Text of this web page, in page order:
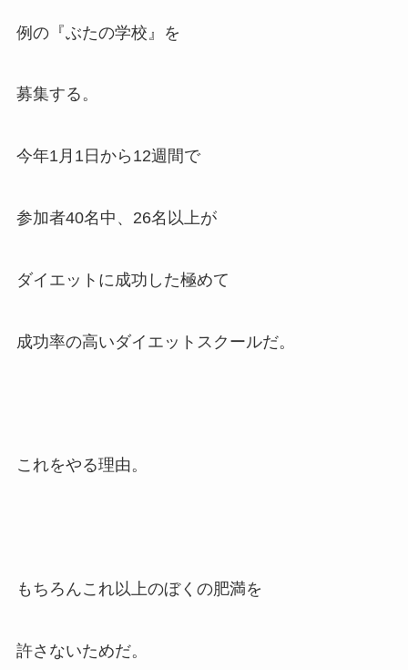
例の『ぶたの学校』を
募集する。
今年1月1日から12週間で
参加者40名中、26名以上が
ダイエットに成功した極めて
成功率の高いダイエットスクールだ。
これをやる理由。
もちろんこれ以上のぼくの肥満を
許さないためだ。